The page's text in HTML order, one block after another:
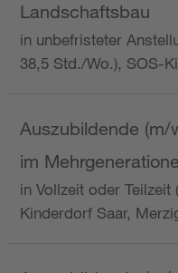
Landschaftsbau
in unbefristeter
38,5 Std./Wo.), SOS-
Auszubildende
im
in Vollzeit oder
Kinderdorf Saar,